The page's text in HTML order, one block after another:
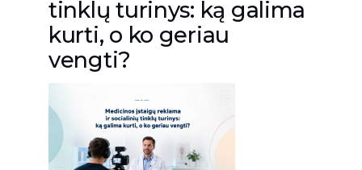
tinklų turinys: ką galima
kurti, o ko geriau
vengti?